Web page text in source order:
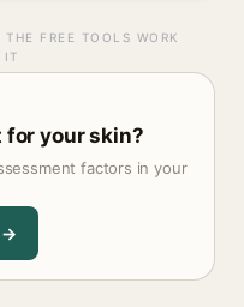
FREE TOOLS WORK
IT
for your skin?
factors in your
→